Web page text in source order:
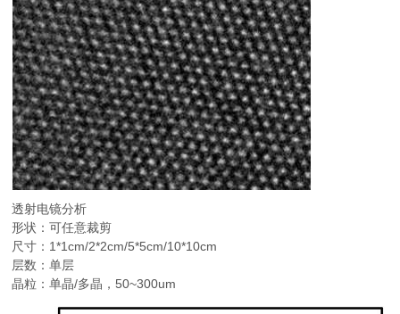
透射电镜分析
形状：可任意裁剪
尺寸：1*1cm/2*2cm/5*5cm/10*10cm
层数：单层
晶粒：单晶/多晶，50~300um